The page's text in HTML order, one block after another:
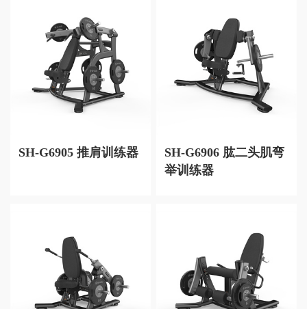
SH-G6905 推肩训练器
SH-G6906 肱二头肌弯
举训练器